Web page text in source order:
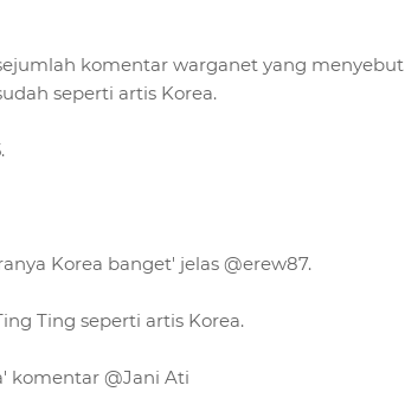
komentar warganet yang menyebut
seperti artis Korea.
Korea banget' jelas @erew87.
Ting seperti artis Korea.
komentar @Jani Ati